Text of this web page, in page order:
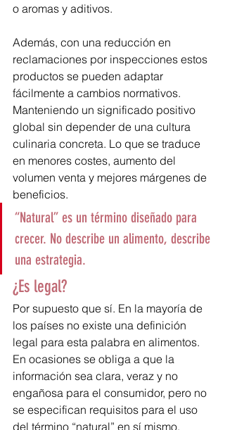
o aromas y aditivos.
Además, con una reducción en
reclamaciones por inspecciones estos
productos se pueden adaptar
fácilmente a cambios normativos.
Manteniendo un significado positivo
global sin depender de una cultura
culinaria concreta. Lo que se traduce
en menores costes, aumento del
volumen venta y mejores márgenes de
beneficios.
“Natural” es un término diseñado para
crecer. No describe un alimento, describe
una estrategia.
¿Es legal?
Por supuesto que sí. En la mayoría de
los países no existe una definición
legal para esta palabra en alimentos.
En ocasiones se obliga a que la
información sea clara, veraz y no
engañosa para el consumidor, pero no
se especifican requisitos para el uso
del término “natural” en sí mismo.